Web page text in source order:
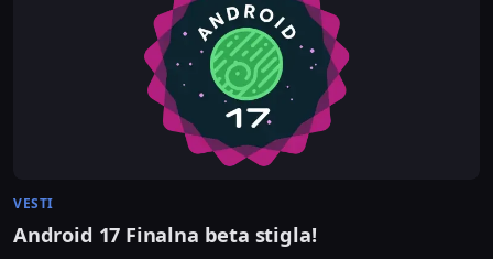
VESTI
Android 17 Finalna beta stigla!